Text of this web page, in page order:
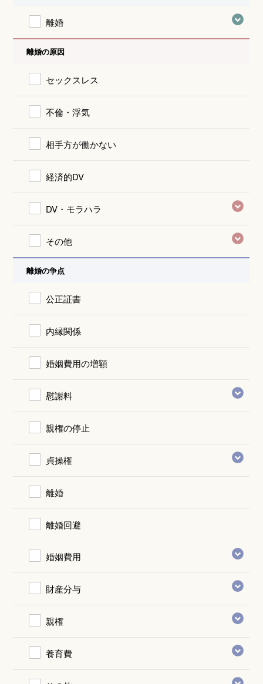
離婚
離婚の原因
セックスレス
不倫・浮気
相手方が働かない
経済的DV
DV・モラハラ
その他
離婚の争点
公正証書
内縁関係
婚姻費用の増額
慰謝料
親権の停止
貞操権
離婚
離婚回避
婚姻費用
財産分与
親権
養育費